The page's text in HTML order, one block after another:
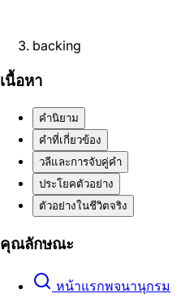
backing
เนื้อหา
คำนิยาม
คำที่เกี่ยวข้อง
วลีและการจับคู่คำ
ประโยคตัวอย่าง
ตัวอย่างในชีวิตจริง
คุณลักษณะ
หน้าแรกพจนานุกรม